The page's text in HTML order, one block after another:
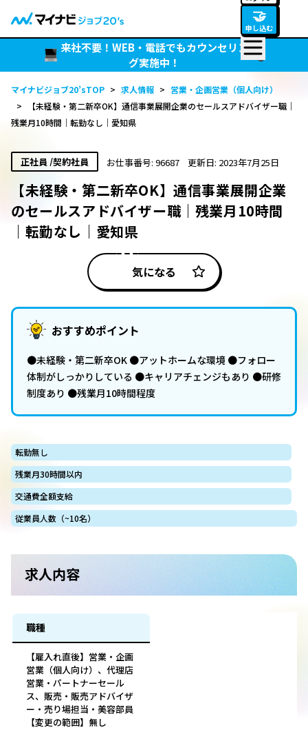
🤝
申し込む
来社不要！WEB・電話でもカウンセリン
グ実施中！
マイナビジョブ20’sTOP > 求人情報 > 営業・企画営業（個人向け）
>
【未経験・第二新卒OK】通信事業展開企業のセールスアドバイザー職｜
残業月10時間｜転勤なし｜愛知県
正社員 /契約社員 お仕事番号: 96687 更新日: 2023年7月25日
【未経験・第二新卒OK】通信事業展開企業
のセールスアドバイザー職｜残業月10時間
｜転勤なし｜愛知県
気になる
おすすめポイント
●未経験・第二新卒OK ●アットホームな環境 ●フォロー
体制がしっかりしている ●キャリアチェンジもあり ●研修
制度あり ●残業月10時間程度
転勤無し
残業月30時間以内
交通費全額支給
従業員人数（~10名）
求人内容
職種
【雇入れ直後】営業・企画
営業（個人向け）、代理店
営業・パートナーセール
ス、販売・販売アドバイザ
ー・売り場担当・美容部員
【変更の範囲】無し